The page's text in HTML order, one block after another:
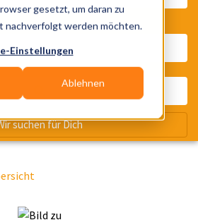
gesetzt, um daran zu
nachverfolgt werden möchten.
Einstellungen
Ablehnen
Wo? Stadt, PLZ, Ort
suchen für Dich